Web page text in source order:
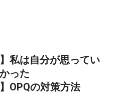
私は自分が思ってい
った
OPQの対策方法